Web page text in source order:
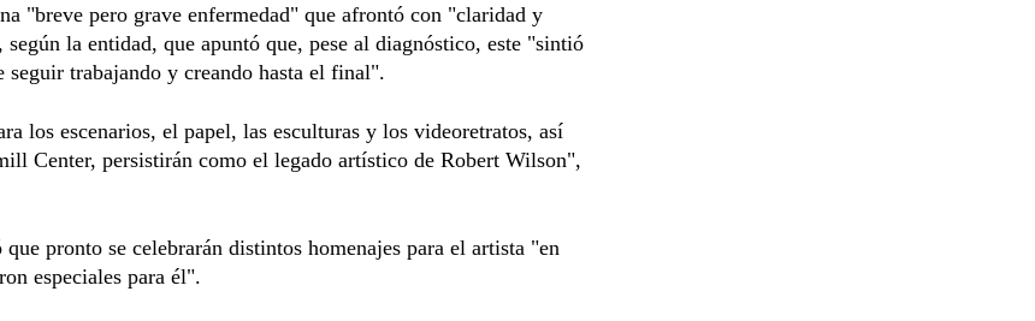
"breve pero grave enfermedad" que afrontó con "claridad y
la entidad, que apuntó que, pese al diagnóstico, este "sintió
seguir trabajando y creando hasta el final".
los escenarios, el papel, las esculturas y los videoretratos, así
Center, persistirán como el legado artístico de Robert Wilson",
pronto se celebrarán distintos homenajes para el artista "en
especiales para él".